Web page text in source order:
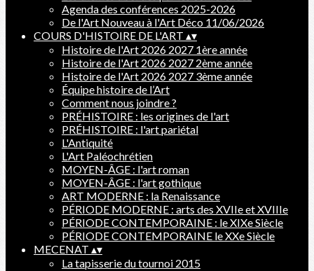
Agenda des conférences 2025-2026
De l'Art Nouveau à l'Art Déco 11/06/2026
COURS D'HISTOIRE DE L'ART ▴▾
Histoire de l'Art 2026 2027 1ère année
Histoire de l'Art 2026 2027 2ème année
Histoire de l'Art 2026 2027 3ème année
Équipe histoire de l’Art
Comment nous joindre ?
PRÉHISTOIRE : les origines de l'art
PRÉHISTOIRE : l'art pariétal
L'Antiquité
L'Art Paléochrétien
MOYEN-ÂGE : l'art roman
MOYEN-ÂGE : l'art gothique
ART MODERNE : la Renaissance
PÉRIODE MODERNE : arts des XVIIe et XVIIIe
PÉRIODE CONTEMPORAINE : le XIXe Siècle
PÉRIODE CONTEMPORAINE le XXe Siècle
MECENAT ▴▾
La tapisserie du tournoi 2015